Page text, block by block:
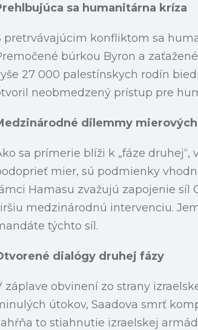
sa humanitárna kríza
pretrvávajúcim konfliktom sa
búrkou Byron a
27 000 palestínskych rodín
neobmedzený prístup pre
dilemmy
sa prímerie blíži k „fáze
mier, sú podmienky
Hamasu zvažujú zapojenie síl
medzinárodnú intervenciu.
týchto síl.
dialógy druhej fázy
záplave obvinení zo strany
útokov, Saadova smrť
to stiahnutie izraelskej